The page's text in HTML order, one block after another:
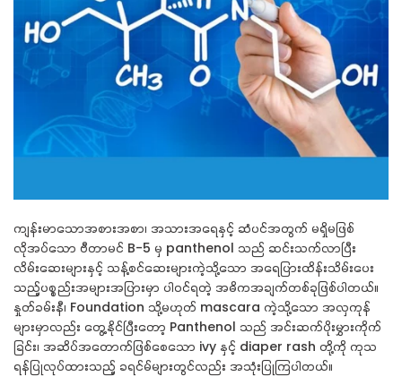
ကျန်းမာသောအစားအစာ၊ အသားအရေနှင့် ဆံပင်အတွက် မရှိမဖြစ်
လိုအပ်သော ဗီတာမင် B-5 မှ panthenol သည် ဆင်းသက်လာပြီး
လိမ်းဆေးများနှင့် သန့်စင်ဆေးများကဲ့သို့သော အရေပြားထိန်းသိမ်းပေး
သည့်ပစ္စည်းအများအပြားမှာ ပါဝင်ရတဲ့ အဓိကအချက်တစ်ခုဖြစ်ပါတယ်။
နှုတ်ခမ်းနီ၊ Foundation သို့မဟုတ် mascara ကဲ့သို့သော အလှကုန်
များမှာလည်း တွေ့နိုင်ပြီးတော့ Panthenol သည် အင်းဆက်ပိုးမွှားကိုက်
ခြင်း၊ အဆိပ်အတောက်ဖြစ်စေသော ivy နှင့် diaper rash တို့ကို ကုသ
ရန်ပြုလုပ်ထားသည့် ခရင်မ်များတွင်လည်း အသုံးပြုကြပါတယ်။